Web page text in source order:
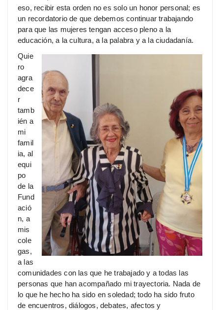
eso, recibir esta orden no es solo un honor personal; es
un recordatorio de que debemos continuar trabajando
para que las mujeres tengan acceso pleno a la
educación, a la cultura, a la palabra y a la ciudadanía.
Quie
ro
agra
dece
r
tamb
ién a
mi
famil
ia, al
equi
po
de la
Fund
ació
n, a
mis
cole
gas,
a las
comunidades con las que he trabajado y a todas las
personas que han acompañado mi trayectoria. Nada de
lo que he hecho ha sido en soledad; todo ha sido fruto
de encuentros, diálogos, debates, afectos y